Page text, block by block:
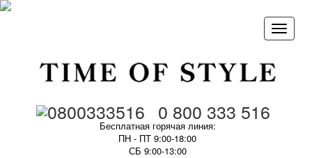
0 800 333 516
Бесплатная горячая линия:
ПН - ПТ 9:00-18:00
СБ 9:00-13:00